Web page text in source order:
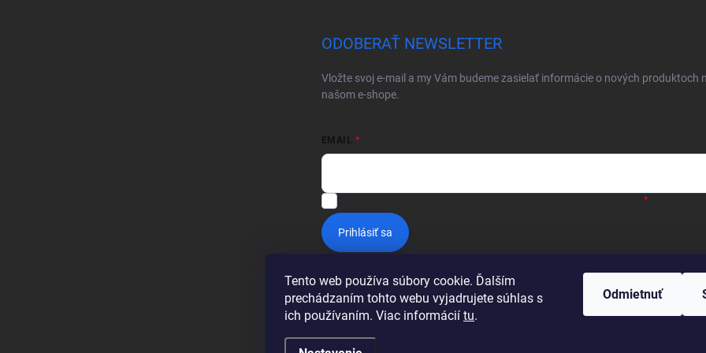
Tento web používa súbory cookie. Ďalším
prechádzaním tohto webu vyjadrujete súhlas s
ich používaním. Viac informácií tu.
Odmietnuť
ODOBERAŤ NEWSLETTER
Vložte svoj e-mail a my Vám budeme zasielať informácie o nových produktoch
našom e-shope.
EMAIL
Prihlásiť sa